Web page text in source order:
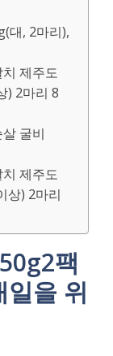
대, 2마리),
제주도
) 2마리 8
굴비
제주도
상) 2마리
팩
을 위